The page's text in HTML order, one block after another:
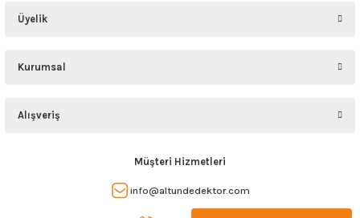
Üyelik
Kurumsal
Alışveriş
Müşteri Hizmetleri
info@altundedektor.com